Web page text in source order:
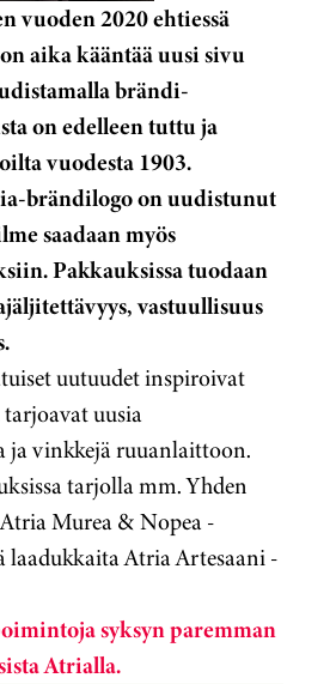
vuoden 2020 ehtiessä
aika kääntää uusi sivu
brändi-
on edelleen tuttu ja
vuodesta 1903.
brändilogo on uudistunut
saadaan myös
Pakkauksissa tuodaan
vastuullisuus
uutuudet inspiroivat
uusia
ja vinkkejä ruuanlaittoon.
tarjolla mm. Yhden
Murea & Nopea -
laadukkaita Atria Artesaani -
syksyn paremman
Atrialla.